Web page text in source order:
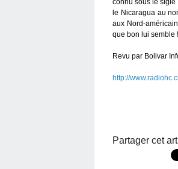
connu sous le sigle
le Nicaragua au
aux Nord-
que bon lui semble
Revu par Bolivar
http://
Partager cet